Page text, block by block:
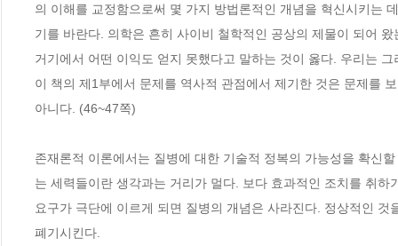
의 이해를 교정함으로써 몇 가지 방법론적인 개념을 혁신시키는
기를 바란다. 의학은 흔히 사이비 철학적인 공상의 제물이 되어
거기에서 어떤 이익도 얻지 못했다고 말하는 것이 옳다. 우리는
이 책의 제1부에서 문제를 역사적 관점에서 제기한 것은 문제를
아니다. (46~47쪽)
존재론적 이론에서는 질병에 대한 기술적 정복의 가능성을 확신
는 세력들이란 생각과는 거리가 멀다. 보다 효과적인 조치를 취
요구가 극단에 이르게 되면 질병의 개념은 사라진다. 정상적인
폐기시킨다.